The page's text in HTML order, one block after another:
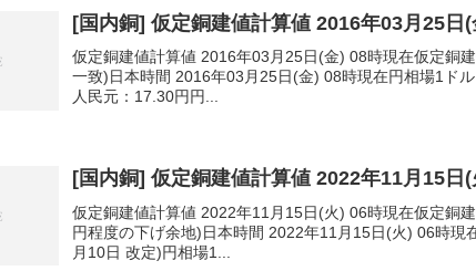
[国内銅] 仮定銅建値計算値 2016年03月25日
仮定銅建値計算値 2016年03月25日(金) 08時現在仮定銅
一致)日本時間 2016年03月25日(金) 08時現在円相場1
人民元：17.30円円...
[国内銅] 仮定銅建値計算値 2022年11月15日
仮定銅建値計算値 2022年11月15日(火) 06時現在仮定銅
円程度の下げ余地)日本時間 2022年11月15日(火) 06時現
月10日 改定)円相場1...